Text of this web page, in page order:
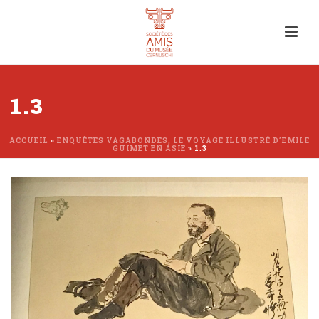
1.3
ACCUEIL » ENQUÊTES VAGABONDES, LE VOYAGE ILLUSTRÉ D’EMILE
GUIMET EN ASIE » 1.3